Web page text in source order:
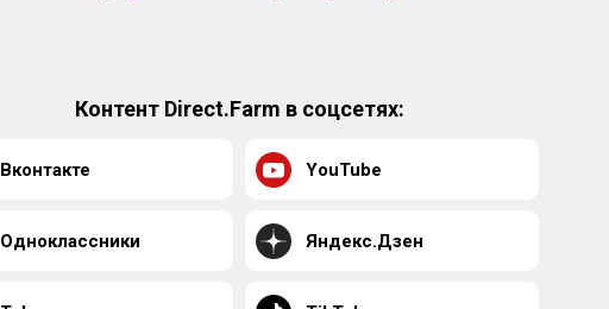
Контент Direct.Farm в соцсетях:
Вконтакте YouTube
Одноклассники Яндекс.Дзен